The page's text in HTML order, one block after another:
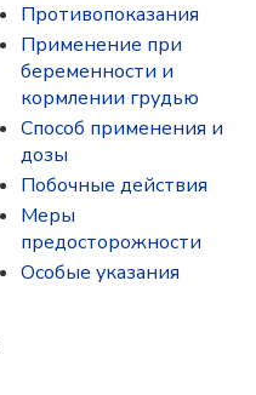
Противопоказания
Применение при
беременности и
кормлении грудью
Способ применения и
дозы
Побочные действия
Меры
предосторожности
Особые указания